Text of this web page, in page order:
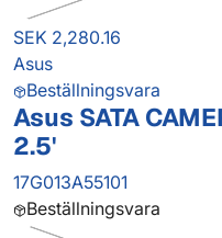
SEK 2,280.16
Asus
Beställningsvara
Asus SATA
2.5'
17G013A55101
Beställningsvara